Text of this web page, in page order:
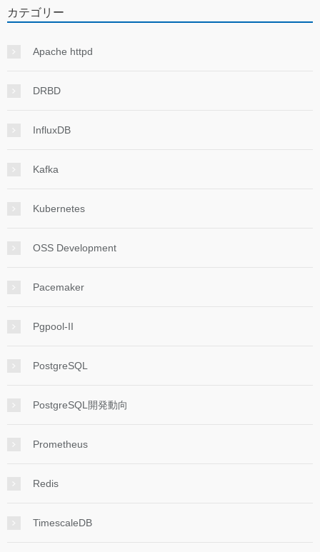
カテゴリー
Apache httpd
DRBD
InfluxDB
Kafka
Kubernetes
OSS Development
Pacemaker
Pgpool-II
PostgreSQL
PostgreSQL開発動向
Prometheus
Redis
TimescaleDB